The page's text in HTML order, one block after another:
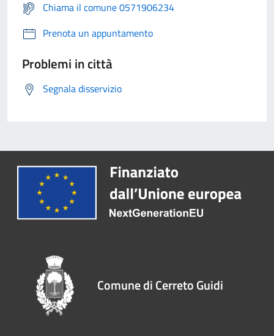
Chiama il comune 0571906234
Prenota un appuntamento
Problemi in città
Segnala disservizio
Comune di Cerreto Guidi